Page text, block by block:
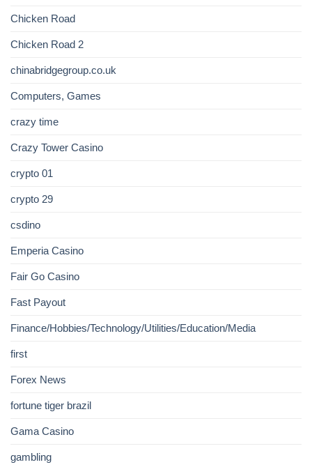
Chicken Road
Chicken Road 2
chinabridgegroup.co.uk
Computers, Games
crazy time
Crazy Tower Сasino
crypto 01
crypto 29
csdino
Emperia Casino
Fair Go Casino
Fast Payout
Finance/Hobbies/Technology/Utilities/Education/Media
first
Forex News
fortune tiger brazil
Gama Casino
gambling